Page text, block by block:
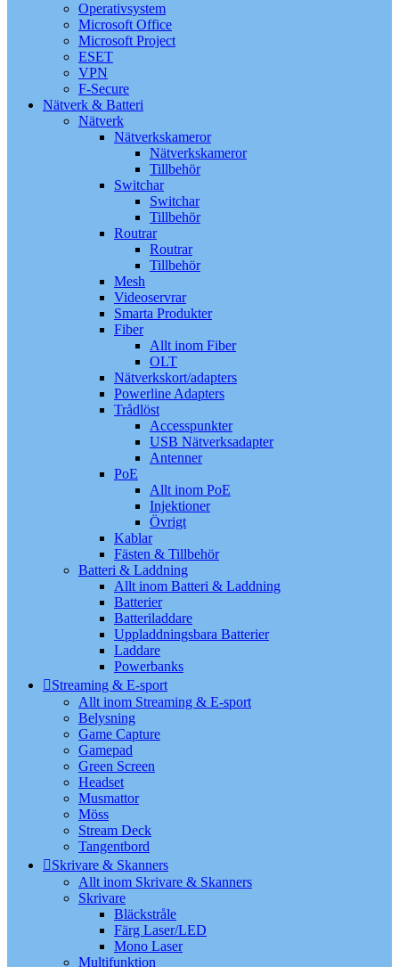
Operativsystem
Microsoft Office
Microsoft Project
ESET
VPN
F-Secure
Nätverk & Batteri
Nätverk
Nätverkskameror
Nätverkskameror
Tillbehör
Switchar
Switchar
Tillbehör
Routrar
Routrar
Tillbehör
Mesh
Videoservrar
Smarta Produkter
Fiber
Allt inom Fiber
OLT
Nätverkskort/adapters
Powerline Adapters
Trådlöst
Accesspunkter
USB Nätverksadapter
Antenner
PoE
Allt inom PoE
Injektioner
Övrigt
Kablar
Fästen & Tillbehör
Batteri & Laddning
Allt inom Batteri & Laddning
Batterier
Batteriladdare
Uppladdningsbara Batterier
Laddare
Powerbanks
Streaming & E-sport
Allt inom Streaming & E-sport
Belysning
Game Capture
Gamepad
Green Screen
Headset
Musmattor
Möss
Stream Deck
Tangentbord
Skrivare & Skanners
Allt inom Skrivare & Skanners
Skrivare
Bläckstråle
Färg Laser/LED
Mono Laser
Multifunktion